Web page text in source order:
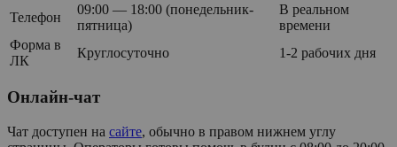
Телефон
09:00 — 18:00 (понедельник-
пятница)
В реальном
времени
Форма в
ЛК
Круглосуточно 1-2 рабочих дня
Онлайн-чат
Чат доступен на сайте, обычно в правом нижнем углу